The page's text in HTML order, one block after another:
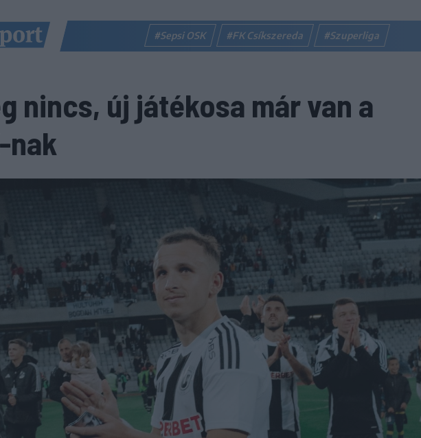
#Sepsi OSK #FK Csíkszereda #Szuperliga
nincs, új játékosa már van a
nak